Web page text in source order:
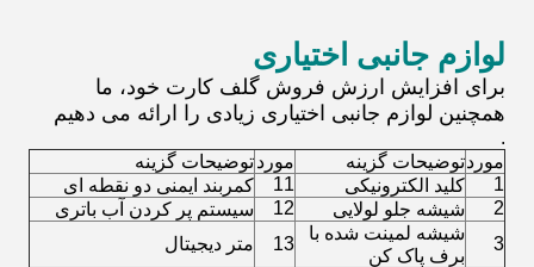
لوازم جانبی اختیاری
برای افزایش ارزش فروش گلف کارت خود، ما
همچنین لوازم جانبی اختیاری زیادی را ارائه می دهیم
.
موردتوضیحات گزینه موردتوضیحات گزینه
1
کلید الکترونیکی 11
کمربند ایمنی دو نقطه ای
2
شیشه جلو لولایی 12
سیستم پر کردن آب باتری
3
شیشه لمینت شده با
برف پاک کن
13
متر دیجیتال